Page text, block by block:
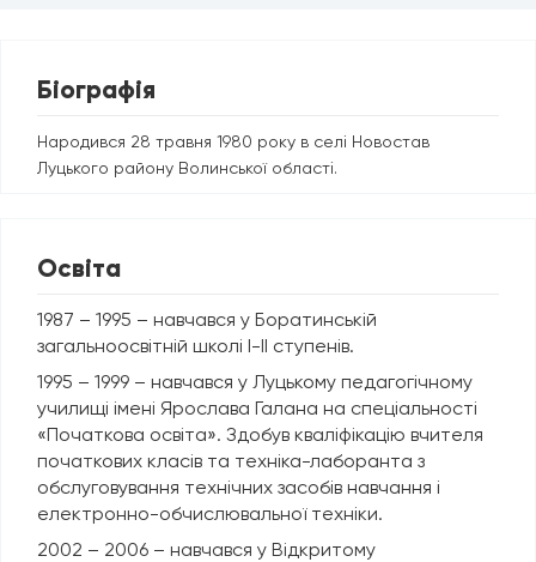
Біографія
Народився 28 травня 1980 року в селі Новостав
Луцького району Волинської області.
Освіта
1987 – 1995 – навчався у Боратинській
загальноосвітній школі І-ІІ ступенів.
1995 – 1999 – навчався у Луцькому педагогічному
училищі імені Ярослава Галана на спеціальності
«Початкова освіта». Здобув кваліфікацію вчителя
початкових класів та техніка-лаборанта з
обслуговування технічних засобів навчання і
електронно-обчислювальної техніки.
2002 – 2006 – навчався у Відкритому